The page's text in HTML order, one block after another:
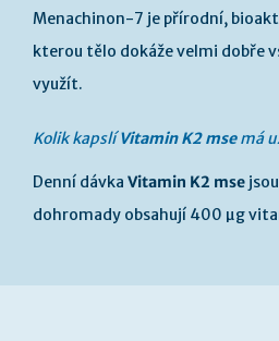
Menachinon-7 je přírodní,
kterou tělo dokáže velmi dobře
využít.
Kolik kapslíVitamin K2 msemá
Denní dávka Vitamin K2 mse
dohromady obsahují 400 µg